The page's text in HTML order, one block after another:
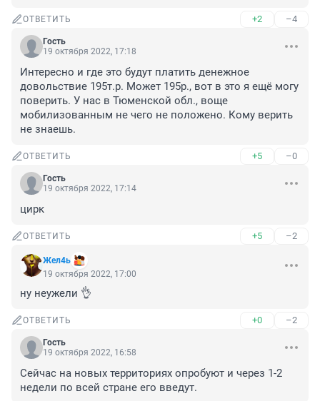
ОТВЕТИТЬ +2 –4
Гость
19 октября 2022, 17:18
Интересно и где это будут платить денежное
довольствие 195т.р. Может 195р., вот в это я ещё могу
поверить. У нас в Тюменской обл., воще
мобилизованным не чего не положено. Кому верить
не знаешь.
ОТВЕТИТЬ +5 –0
Гость
19 октября 2022, 17:14
цирк
ОТВЕТИТЬ +5 –2
Жел4ь
19 октября 2022, 17:00
ну неужели 👌
ОТВЕТИТЬ +0 –2
Гость
19 октября 2022, 16:58
Сейчас на новых территориях опробуют и через 1-2
недели по всей стране его введут.